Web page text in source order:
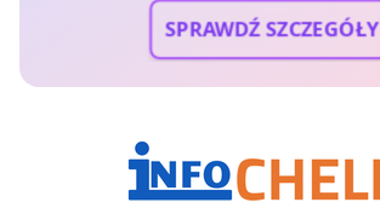
SPRAWDŹ SZCZEGÓŁY